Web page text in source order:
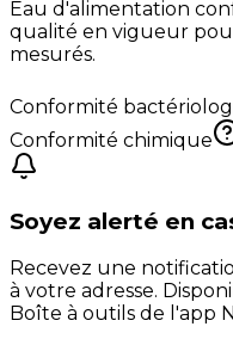
Eau d'alimentation
qualité en vigueur
mesurés.
Conformité
Conformité chimique
Soyez alerté en
Recevez une
à votre adresse.
Boîte à outils de l'app